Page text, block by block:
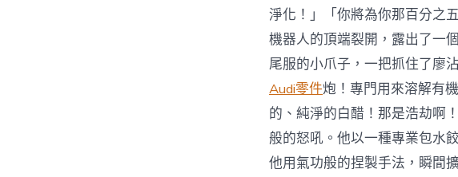
淨化！」「你將為你那百分之
機器人的頂端裂開，露出了一
尾服的小爪子，一把抓住了廖
Audi零件炮！專門用來溶解有
的、純淨的白醋！那是浩劫啊
般的怒吼。他以一種專業包水
他用氣功般的捏製手法，瞬間